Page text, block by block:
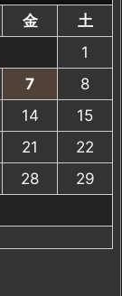
金
土
1
7
8
14
15
21
22
28
29